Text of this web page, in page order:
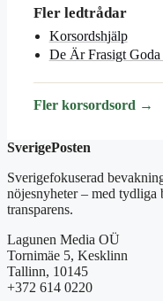
Fler ledtrådar
Korsordshjälp
De Är Frasigt Goda
Fler korsordsord →
SverigePosten
Sverigefokuserad
nöjesnyheter – med
transparens.
Lagunen Media OÜ
Tornimäe 5, Kesklinn
Tallinn, 10145
+372 614 0220